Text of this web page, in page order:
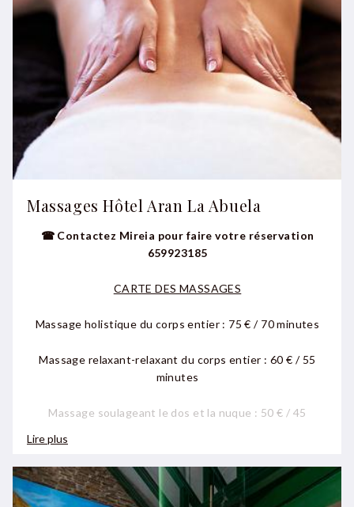
Massages Hôtel Aran La Abuela
☎ Contactez Mireia pour faire votre réservation
659923185
CARTE DES MASSAGES
Massage holistique du corps entier : 75 € / 70 minutes
Massage relaxant-relaxant du corps entier : 60 € / 55
minutes
Massage soulageant le dos et la nuque : 50 € / 45
Massage sportif des jambes et des fesses : 40 € / 35
minutes
Lire plus